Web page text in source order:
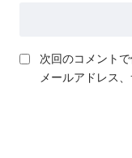
次回のコメント
メールアドレス